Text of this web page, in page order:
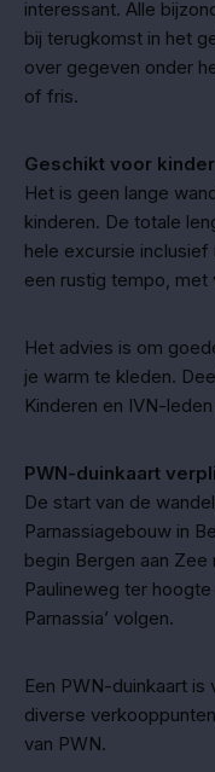
interessant. Alle
bij terugkomst in het
over gegeven onder
of fris.
Geschikt voor
Het is geen lange
kinderen. De totale
hele excursie inclusief
een rustig tempo,
Het advies is om
je warm te kleden.
Kinderen en IVN-
PWN-duinkaart
De start van de
Parnassiagebouw in
begin Bergen aan
Paulineweg ter
Parnassia’ volgen.
Een PWN-duinkaart
diverse
van PWN.